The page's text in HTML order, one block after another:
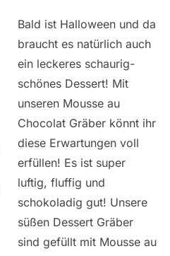
Bald ist Halloween und da
braucht es natürlich auch
ein leckeres schaurig-
schönes Dessert! Mit
unseren Mousse au
Chocolat Gräber könnt ihr
diese Erwartungen voll
erfüllen! Es ist super
luftig, fluffig und
schokoladig gut! Unsere
süßen Dessert Gräber
sind gefüllt mit Mousse au